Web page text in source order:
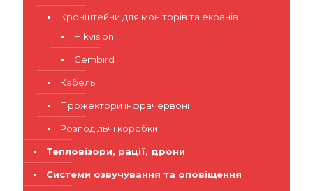
Кронштейни для моніторів та екранів
Hikvision
Gembird
Кабель
Прожектори інфрачервоні
Розподільчі коробки
Тепловізори, рації, дрони
Системи озвучування та оповіщення